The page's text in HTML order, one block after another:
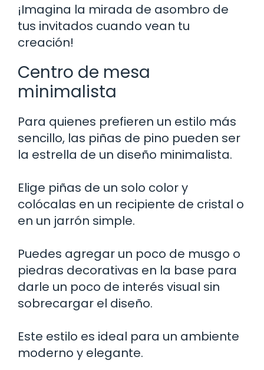
¡Imagina la mirada de asombro de
tus invitados cuando vean tu
creación!
Centro de mesa
minimalista
Para quienes prefieren un estilo más
sencillo, las piñas de pino pueden ser
la estrella de un diseño minimalista.
Elige piñas de un solo color y
colócalas en un recipiente de cristal o
en un jarrón simple.
Puedes agregar un poco de musgo o
piedras decorativas en la base para
darle un poco de interés visual sin
sobrecargar el diseño.
Este estilo es ideal para un ambiente
moderno y elegante.